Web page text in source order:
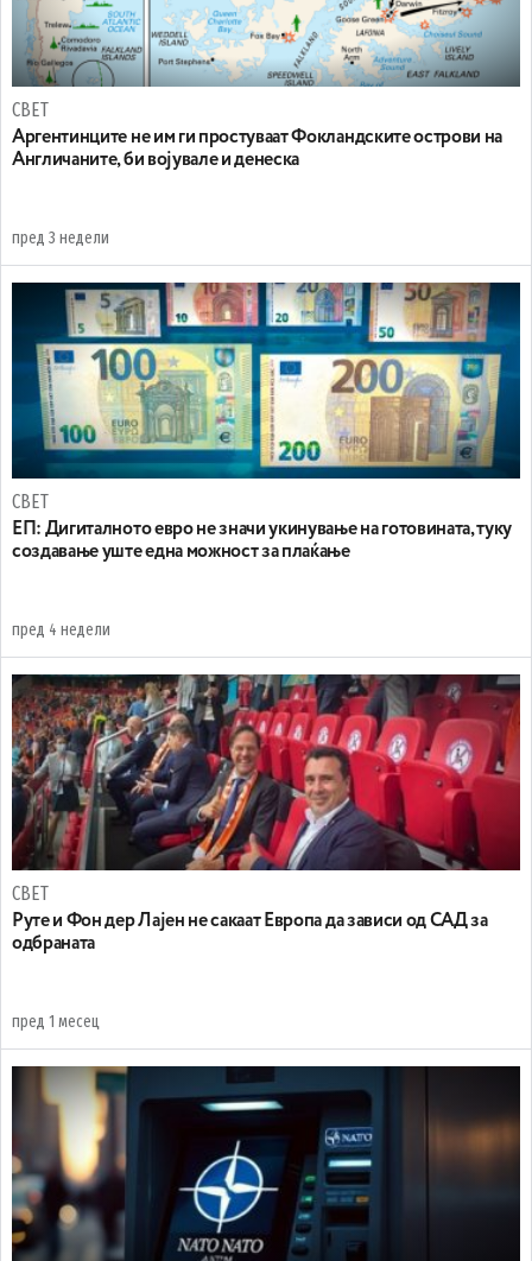
СВЕТ
Аргентинците не им ги простуваат Фокландските острови на
Англичаните, би војувале и денеска
пред 3 недели
СВЕТ
ЕП: Дигиталното евро не значи укинување на готовината, туку
создавање уште една можност за плаќање
пред 4 недели
СВЕТ
Руте и Фон дер Лајен не сакаат Европа да зависи од САД за
одбраната
пред 1 месец